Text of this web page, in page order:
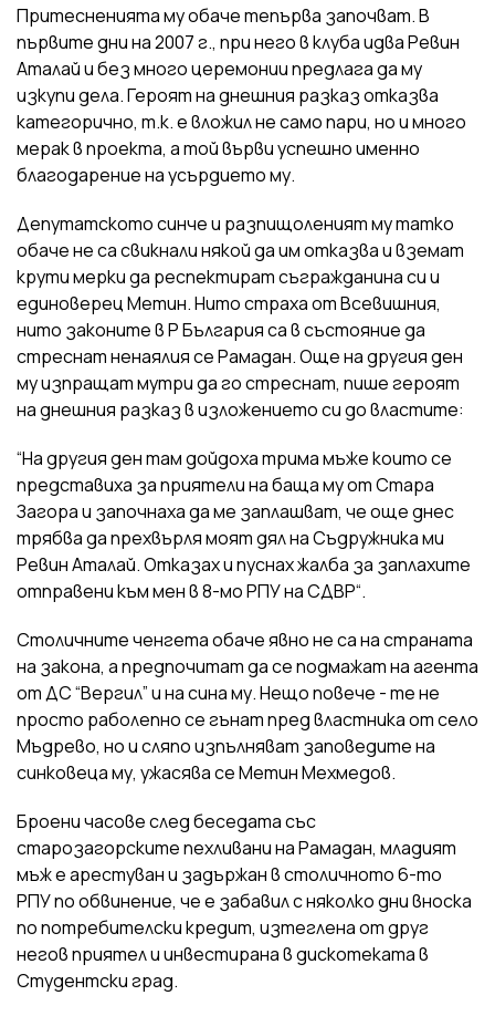
Притесненията му обаче тепърва започват. В
първите дни на 2007 г., при него в клуба идва Ревин
Аталай и без много церемонии предлага да му
изкупи дела. Героят на днешния разказ отказва
категорично, т.к. е вложил не само пари, но и много
мерак в проекта, а той върви успешно именно
благодарение на усърдието му.
Депутатското синче и разпищоленият му татко
обаче не са свикнали някой да им отказва и вземат
крути мерки да респектират съгражданина си и
единоверец Метин. Нито страха от Всевишния,
нито законите в Р България са в състояние да
стреснат ненаялия се Рамадан. Още на другия ден
му изпращат мутри да го стреснат, пише героят
на днешния разказ в изложението си до властите:
“На другия ден там дойдоха трима мъже които се
представиха за приятели на баща му от Стара
Загора и започнаха да ме заплашват, че още днес
трябва да прехвърля моят дял на Съдружника ми
Ревин Аталай. Отказах и пуснах жалба за заплахите
отправени към мен в 8-мо РПУ на СДВР“.
Столичните ченгета обаче явно не са на страната
на закона, а предпочитат да се подмажат на агента
от ДС “Вергил” и на сина му. Нещо повече - те не
просто раболепно се гънат пред властника от село
Мъдрево, но и сляпо изпълняват заповедите на
синковеца му, ужасява се Метин Мехмедов.
Броени часове след беседата със
старозагорските пехливани на Рамадан, младият
мъж е арестуван и задържан в столичното 6-то
РПУ по обвинение, че е забавил с няколко дни вноска
по потребителски кредит, изтеглена от друг
негов приятел и инвестирана в дискотеката в
Студентски град.